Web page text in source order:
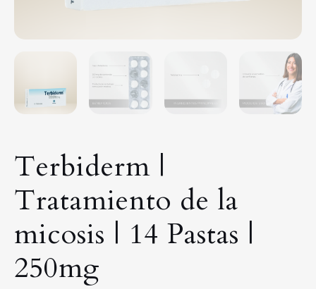
Terbiderm |
Tratamiento de la
micosis | 14 Pastas |
250mg